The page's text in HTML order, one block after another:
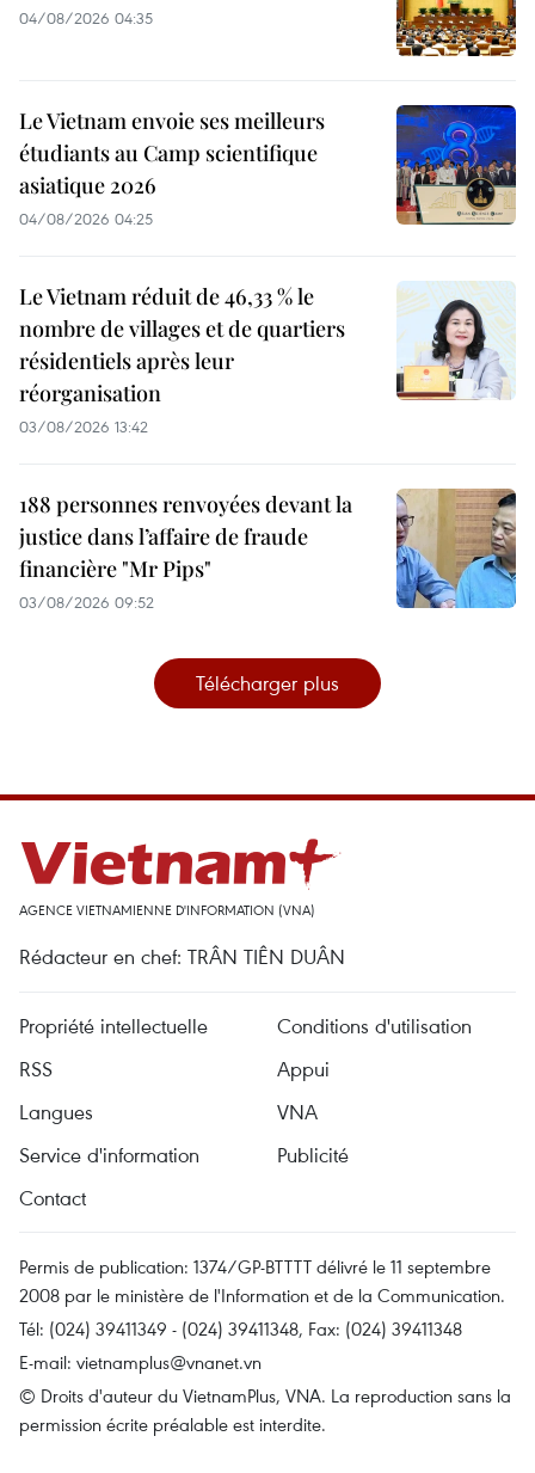
04/08/2026 04:35
Le Vietnam envoie ses meilleurs
étudiants au Camp scientifique
asiatique 2026
04/08/2026 04:25
Le Vietnam réduit de 46,33 % le
nombre de villages et de quartiers
résidentiels après leur
réorganisation
03/08/2026 13:42
188 personnes renvoyées devant la
justice dans l’affaire de fraude
financière "Mr Pips"
03/08/2026 09:52
Télécharger plus
AGENCE VIETNAMIENNE D'INFORMATION (VNA)
Rédacteur en chef: TRÂN TIÊN DUÂN
Propriété intellectuelle
Conditions d'utilisation
RSS
Appui
Langues
VNA
Service d'information
Publicité
Contact
Permis de publication: 1374/GP-BTTTT délivré le 11 septembre
2008 par le ministère de l'Information et de la Communication.
Tél: (024) 39411349 - (024) 39411348, Fax: (024) 39411348
E-mail: vietnamplus@vnanet.vn
© Droits d'auteur du VietnamPlus, VNA. La reproduction sans la
permission écrite préalable est interdite.